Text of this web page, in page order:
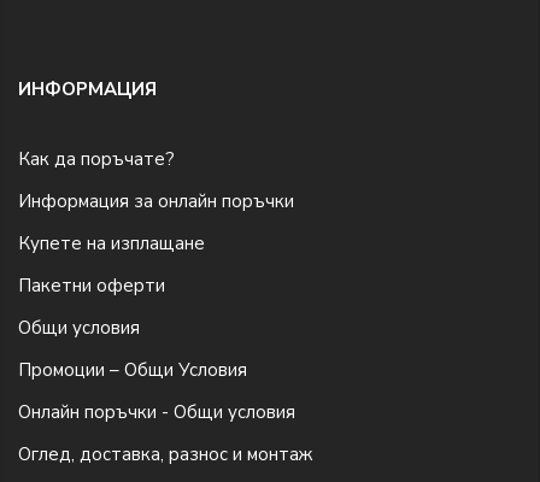
ИНФОРМАЦИЯ
Как да поръчате?
Информация за онлайн поръчки
Купете на изплащане
Пакетни оферти
Общи условия
Промоции – Общи Условия
Онлайн поръчки - Общи условия
Оглед, доставка, разнос и монтаж